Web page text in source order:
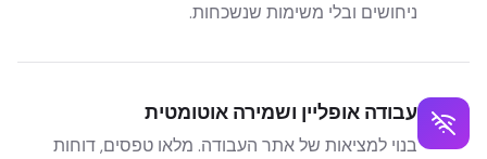
ניחושים ובלי משימות שנשכחות.
עבודה אופליין ושמירה אוטומטית
בנוי למציאות של אתר העבודה. מלאו טפסים, דוחות